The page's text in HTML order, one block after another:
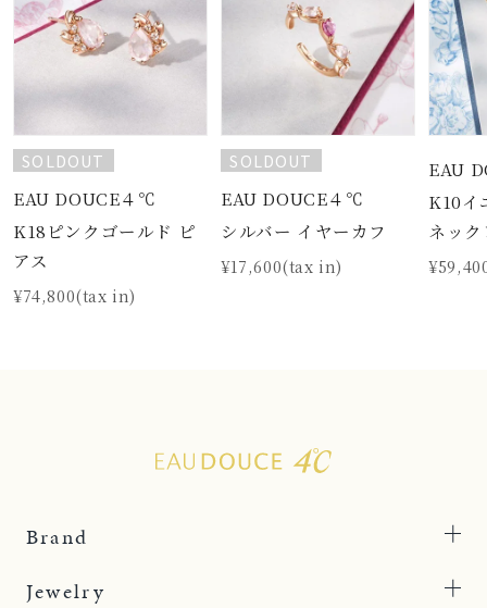
SOLDOUT
EAU DOUCE４℃
K18ピンクゴールド ピ
アス
¥74,800(tax in)
SOLDOUT
EAU DOUCE４℃
シルバー イヤーカフ
¥17,600(tax in)
EAU
K10イ
ネッ
Brand
Jewelry